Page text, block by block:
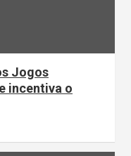
Jogos
incentiva o